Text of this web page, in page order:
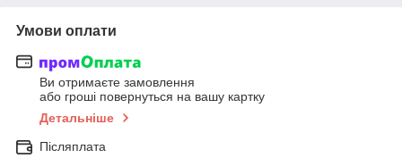
Умови оплати
Ви отримаєте замовлення
або гроші повернуться на вашу картку
Детальніше
Післяплата